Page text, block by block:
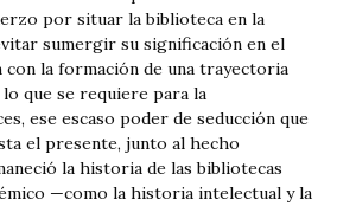
por situar la biblioteca en la
sumergir su significación en el
la formación de una trayectoria
que se requiere para la
ese escaso poder de seducción que
el presente, junto al hecho
la historia de las bibliotecas
—como la historia intelectual y la